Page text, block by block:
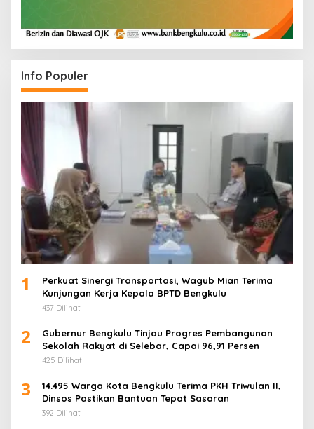
Info Populer
1
Perkuat Sinergi Transportasi, Wagub Mian Terima
Kunjungan Kerja Kepala BPTD Bengkulu
437 Dilihat
2
Gubernur Bengkulu Tinjau Progres Pembangunan
Sekolah Rakyat di Selebar, Capai 96,91 Persen
425 Dilihat
3
14.495 Warga Kota Bengkulu Terima PKH Triwulan II,
Dinsos Pastikan Bantuan Tepat Sasaran
392 Dilihat